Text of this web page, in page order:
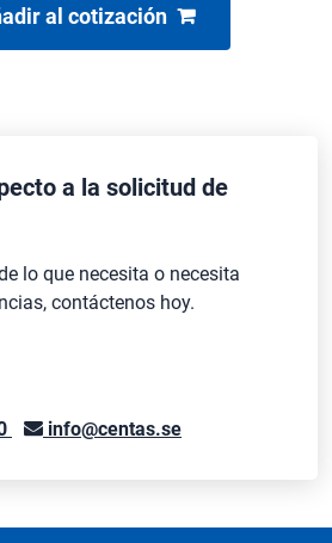
al cotización
a la solicitud de
lo que necesita o necesita
contáctenos hoy.
info@centas.se